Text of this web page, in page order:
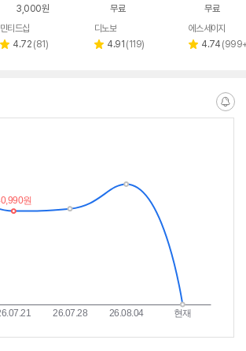
3,000원
페이
민티드샵
별 4.72 리
(81)
무료
페이
디노보
별 4.91 리
(119)
무료
페
에스세이지
별 4.74 리
(
알